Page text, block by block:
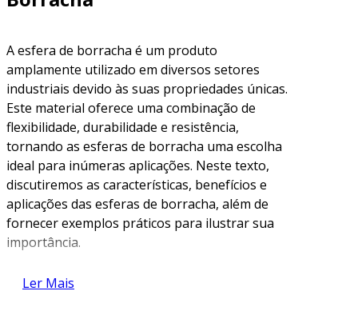
A esfera de borracha é um produto
amplamente utilizado em diversos setores
industriais devido às suas propriedades únicas.
Este material oferece uma combinação de
flexibilidade, durabilidade e resistência,
tornando as esferas de borracha uma escolha
ideal para inúmeras aplicações. Neste texto,
discutiremos as características, benefícios e
aplicações das esferas de borracha, além de
fornecer exemplos práticos para ilustrar sua
importância.
Características da Esfera de
Borracha
Ler Mais